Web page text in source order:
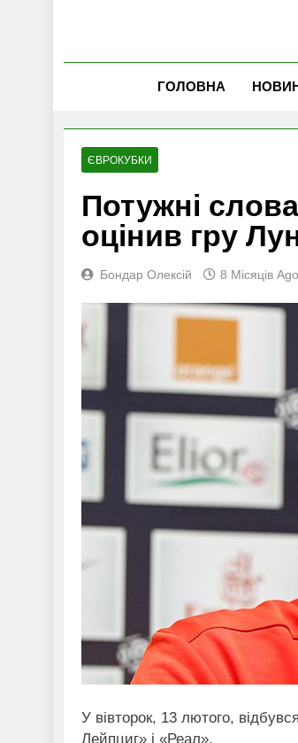
ГОЛОВНА
ЄВРОКУБКИ
Потужні
оцінив гру
Бондар Олексій 8 Місяців Ago
У вівторок, 13 лютого,
Лейпциг» і «Реал».